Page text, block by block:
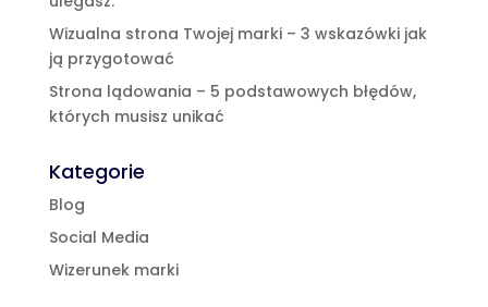
Wizualna strona Twojej marki – 3 wskazówki jak
ją przygotować
Strona lądowania – 5 podstawowych błędów,
których musisz unikać
Kategorie
Blog
Social Media
Wizerunek marki